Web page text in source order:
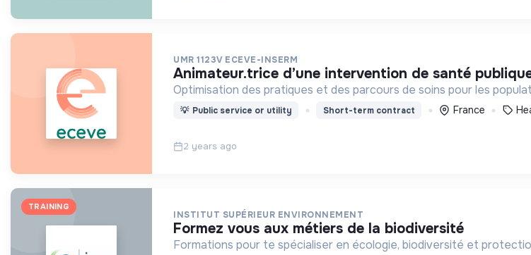
UMR 1123V ECEVE-INSERM
animateur.trice d’une intervention de santé
Optimisation des pratiques et des parcours de soins pour les
💡 Public service or utility Short-term contract France
2 years ago
TRAINING
INSTITUT SUPÉRIEUR ENVIRONNEMENT
formez vous aux métiers de la biodiversité
Formations pour te spécialiser en écologie, biodiversité et